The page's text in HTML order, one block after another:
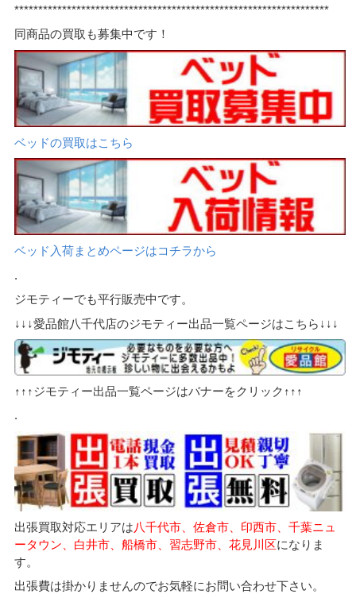
******************************************************************
同商品の買取も募集中です！
ベッドの買取はこちら
ベッド入荷まとめページはコチラから
.
ジモティーでも平行販売中です。
↓↓↓愛品館八千代店のジモティー出品一覧ページはこちら↓↓↓
↑↑↑ジモティー出品一覧ページはバナーをクリック↑↑↑
.
出張買取対応エリアは八千代市、佐倉市、印西市、千葉ニュ
ータウン、白井市、船橋市、習志野市、花見川区になりま
す。
出張費は掛かりませんのでお気軽にお問い合わせ下さい。